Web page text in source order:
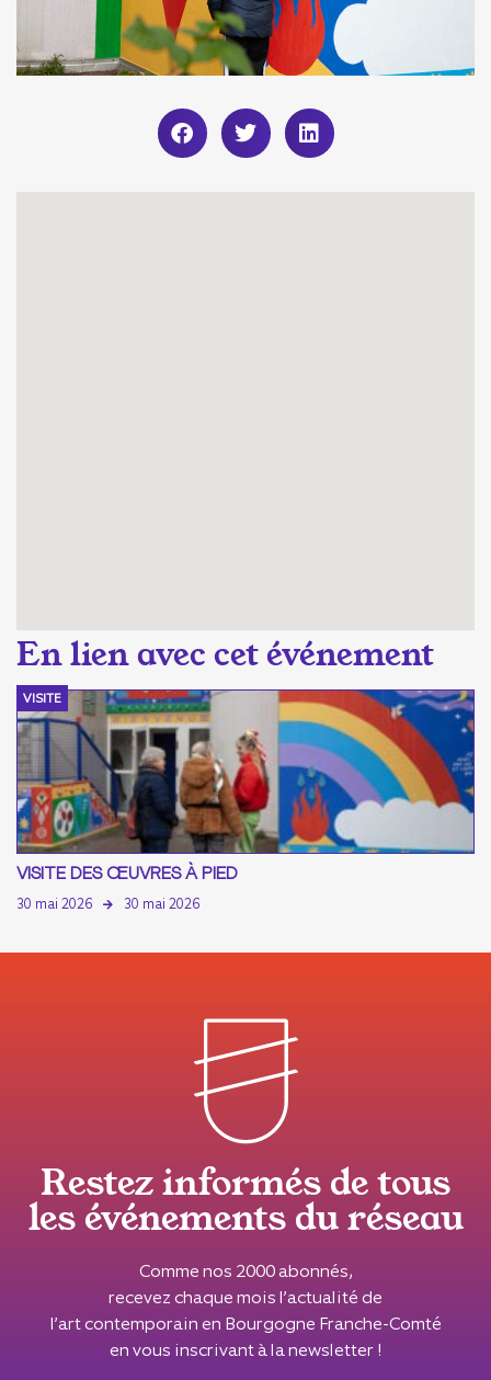
VISITE
VISITE DES ŒUVRES À PIED
30 mai 2026 30 mai 2026
Restez informés de tous
les événements du réseau
Comme nos 2000 abonnés,
recevez chaque mois l’actualité de
l’art contemporain en Bourgogne Franche-Comté
en vous inscrivant à la newsletter !